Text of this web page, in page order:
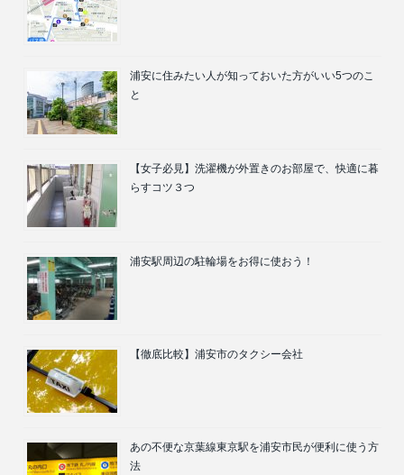
浦安に住みたい人が知っておいた方がいい5つのこ
と
【女子必見】洗濯機が外置きのお部屋で、快適に暮
らすコツ３つ
浦安駅周辺の駐輪場をお得に使おう！
【徹底比較】浦安市のタクシー会社
あの不便な京葉線東京駅を浦安市民が便利に使う方
法